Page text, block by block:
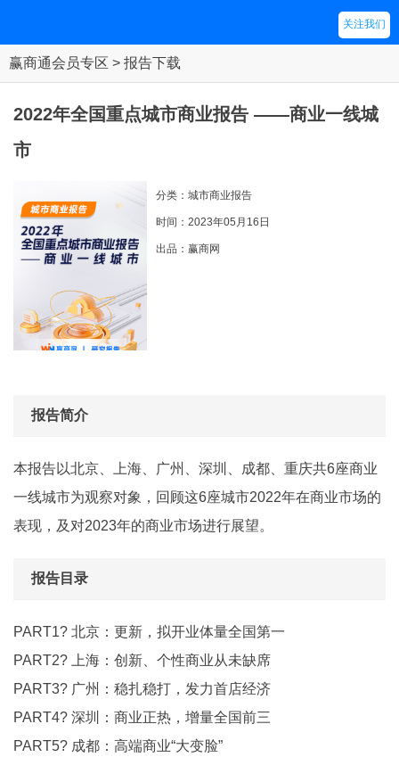
关注我们
赢商通会员专区 > 报告下载
2022年全国重点城市商业报告 ——商业一线城
市
分类：城市商业报告
时间：2023年05月16日
出品：赢商网
报告简介
本报告以北京、上海、广州、深圳、成都、重庆共6座商业
一线城市为观察对象，回顾这6座城市2022年在商业市场的
表现，及对2023年的商业市场进行展望。
报告目录
PART1? 北京：更新，拟开业体量全国第一
PART2? 上海：创新、个性商业从未缺席
PART3? 广州：稳扎稳打，发力首店经济
PART4? 深圳：商业正热，增量全国前三
PART5? 成都：高端商业“大变脸”